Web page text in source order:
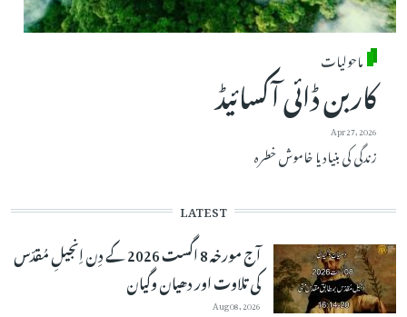
ماحولیات
کاربن ڈائی آکسائیڈ
Apr 27, 2026
زندگی کی بنیاد یا خاموش خطرہ
LATEST
آج مورخہ 8 اگست 2026 کے دِن اِنجیلِ مُقدّس
کی تلاوت اور دھیان وگیان
Aug 08, 2026